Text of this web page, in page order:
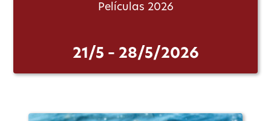
Películas 2026
21/5 – 28/5/2026